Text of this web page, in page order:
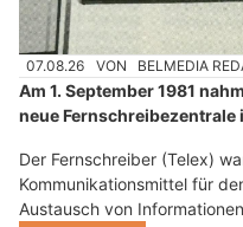
07.08.26 VON BELMEDIA
Am 1. September 1981
neue Fernschreibezentrale
Der Fernschreiber (Telex)
Kommunikationsmittel für
Austausch von